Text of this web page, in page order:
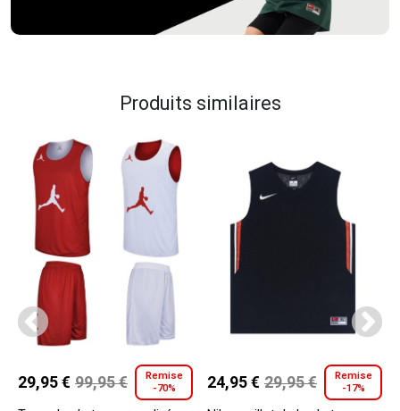
Produits similaires
99,95€
Le
29,95 €
Le
Remise
-70%
29,95€
Le
24,95 €
Le
Remise
-17%